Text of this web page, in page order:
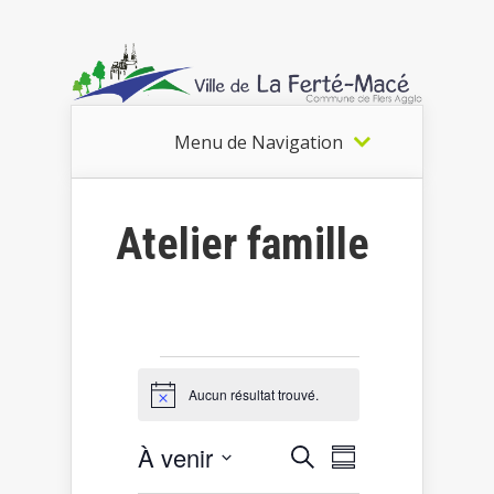
Menu de Navigation
Atelier famille
Évènements
Notice Aucun résultat trouvé.
Recherche
RechercheNavigation
de
Résumé
À venir